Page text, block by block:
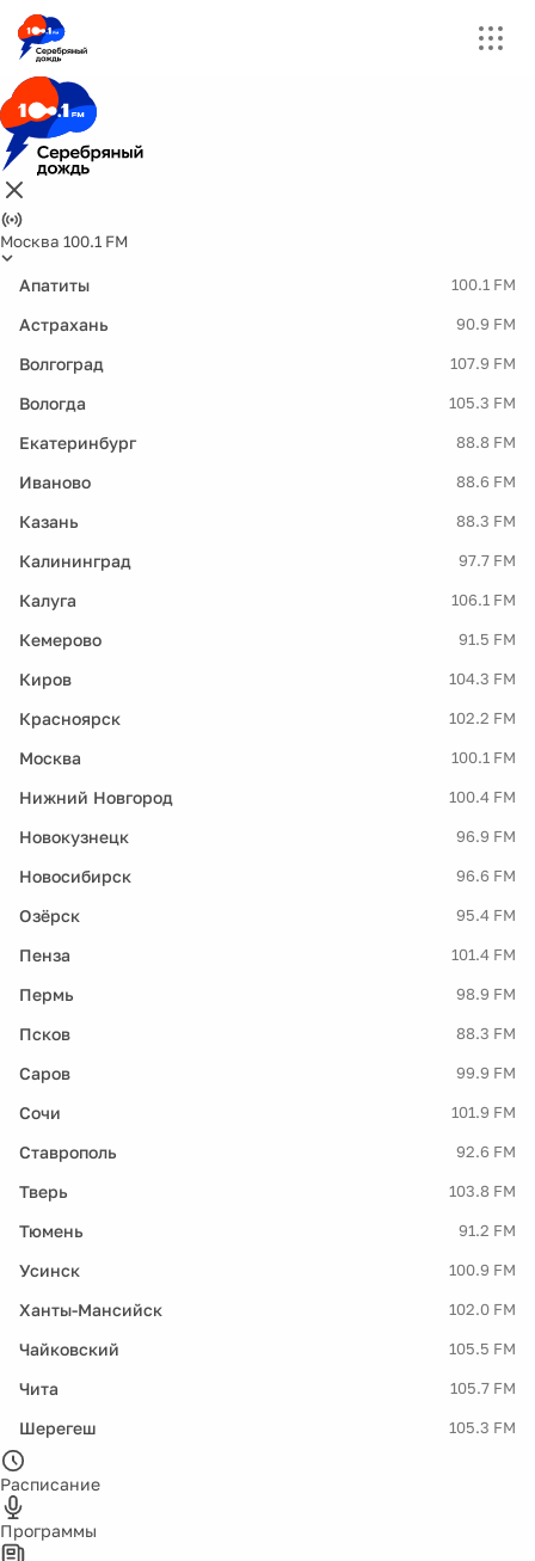
Москва 100.1 FM
Апатиты 100.1 FM
Астрахань 90.9 FM
Волгоград 107.9 FM
Вологда 105.3 FM
Екатеринбург 88.8 FM
Иваново 88.6 FM
Казань 88.3 FM
Калининград 97.7 FM
Калуга 106.1 FM
Кемерово 91.5 FM
Киров 104.3 FM
Красноярск 102.2 FM
Москва 100.1 FM
Нижний Новгород 100.4 FM
Новокузнецк 96.9 FM
Новосибирск 96.6 FM
Озёрск 95.4 FM
Пенза 101.4 FM
Пермь 98.9 FM
Псков 88.3 FM
Саров 99.9 FM
Сочи 101.9 FM
Ставрополь 92.6 FM
Тверь 103.8 FM
Тюмень 91.2 FM
Усинск 100.9 FM
Ханты-Мансийск 102.0 FM
Чайковский 105.5 FM
Чита 105.7 FM
Шерегеш 105.3 FM
Расписание
Программы